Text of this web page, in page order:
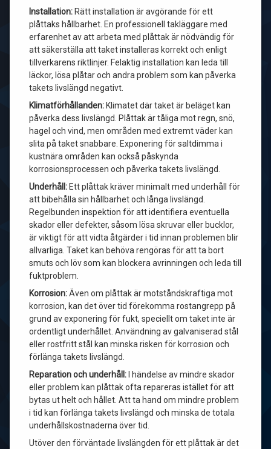
Installation: Rätt installation är avgörande för ett
plåttaks hållbarhet. En professionell takläggare med
erfarenhet av att arbeta med plåttak är nödvändig för
att säkerställa att taket installeras korrekt och enligt
tillverkarens riktlinjer. Felaktig installation kan leda till
läckor, lösa plåtar och andra problem som kan påverka
takets livslängd negativt.
Klimatförhållanden: Klimatet där taket är beläget kan
påverka dess livslängd. Plåttak är tåliga mot regn, snö,
hagel och vind, men områden med extremt väder kan
slita på taket snabbare. Exponering för saltdimma i
kustnära områden kan också påskynda
korrosionsprocessen och påverka takets livslängd.
Underhåll: Ett plåttak kräver minimalt med underhåll för
att bibehålla sin hållbarhet och långa livslängd.
Regelbunden inspektion för att identifiera eventuella
skador eller defekter, såsom lösa skruvar eller bucklor,
är viktigt för att vidta åtgärder i tid innan problemen blir
allvarliga. Taket kan behöva rengöras för att ta bort
smuts och löv som kan blockera avrinningen och leda till
fuktproblem.
Korrosion:Även om plåttak är motståndskraftiga mot
korrosion, kan det över tid förekomma rostangrepp på
grund av exponering för fukt, speciellt om taket inte är
ordentligt underhållet. Användning av galvaniserad stål
eller rostfritt stål kan minska risken för korrosion och
förlänga takets livslängd.
Reparation och underhåll: I händelse av mindre skador
eller problem kan plåttak ofta repareras istället för att
bytas ut helt och hållet. Att ta hand om mindre problem
i tid kan förlänga takets livslängd och minska de totala
underhållskostnaderna över tid.
Utöver den förväntade livslängden för ett plåttak är det